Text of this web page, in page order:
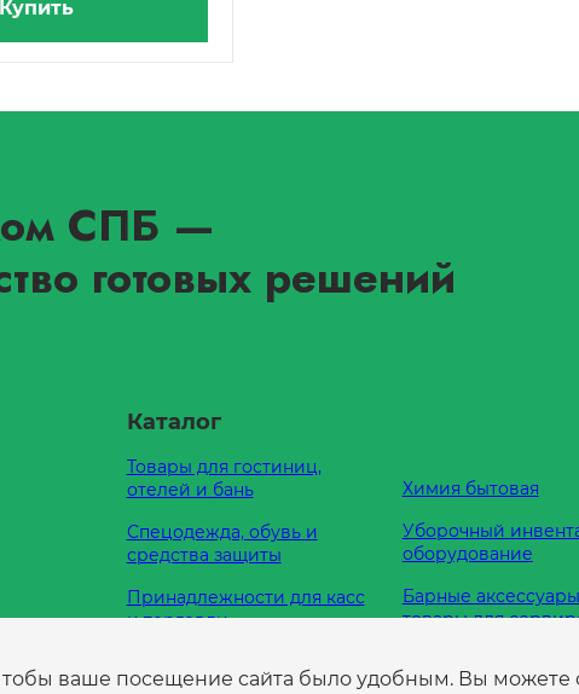
Купить
СПБ —
готовых решений
Каталог
Товары для гостиниц,
отелей и бань
Спецодежда, обувь и
средства защиты
Принадлежности для касс
и торговли
туалетных комнат
Химия бытовая
Уборочный
оборудование
Барные
товары для
принадлежности
ваше посещение сайта было удобным. Вы можете